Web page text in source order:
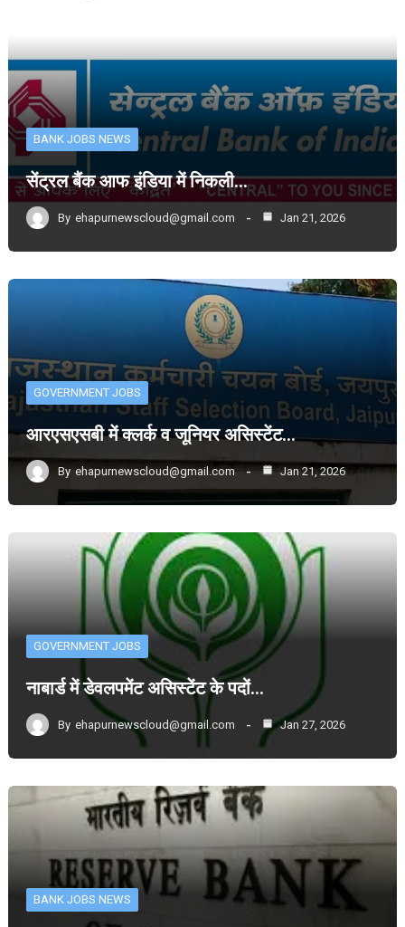
BANK JOBS NEWS
सेंट्रल बैंक आफ इंडिया में निकली…
By ehapurnewscloud@gmail.com Jan 21, 2026
GOVERNMENT JOBS
आरएसएसबी में क्लर्क व जूनियर असिस्टेंट…
By ehapurnewscloud@gmail.com Jan 21, 2026
GOVERNMENT JOBS
नाबार्ड में डेवलपमेंट असिस्टेंट के पदों…
By ehapurnewscloud@gmail.com Jan 27, 2026
BANK JOBS NEWS